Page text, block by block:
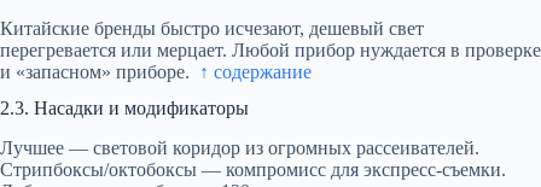
Китайские бренды быстро исчезают, дешевый свет
перегревается или мерцает. Любой прибор нуждается в проверке
и «запасном» приборе.
↑ содержание
2.3. Насадки и модификаторы
Лучшее — световой коридор из огромных рассеивателей.
Стрипбоксы/октобоксы — компромисс для экспресс-съемки.